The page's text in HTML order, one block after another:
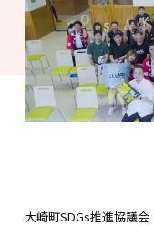
大崎町SDGs推進協議